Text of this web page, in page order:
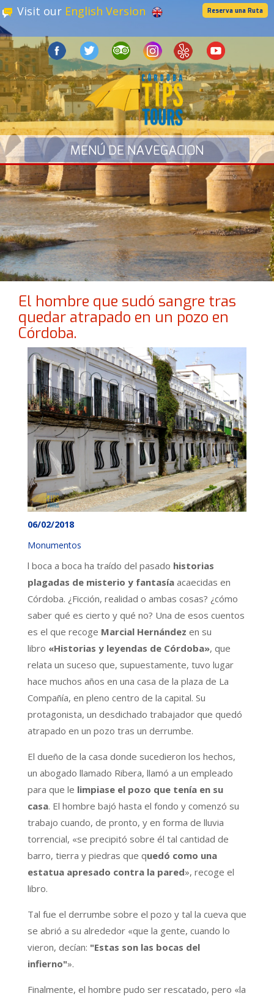
Visit our English Version Reserva una Ruta
El hombre que sudó sangre tras
quedar atrapado en un pozo en
Córdoba.
06/02/2018
Monumentos
l boca a boca ha traído del pasado historias
plagadas de misterio y fantasía acaecidas en
Córdoba. ¿Ficción, realidad o ambas cosas? ¿cómo
saber qué es cierto y qué no? Una de esos cuentos
es el que recoge Marcial Hernández en su
libro «Historias y leyendas de Córdoba», que
relata un suceso que, supuestamente, tuvo lugar
hace muchos años en una casa de la plaza de La
Compañía, en pleno centro de la capital. Su
protagonista, un desdichado trabajador que quedó
atrapado en un pozo tras un derrumbe.
El dueño de la casa donde sucedieron los hechos,
un abogado llamado Ribera, llamó a un empleado
para que le limpiase el pozo que tenía en su
casa. El hombre bajó hasta el fondo y comenzó su
trabajo cuando, de pronto, y en forma de lluvia
torrencial, «se precipitó sobre él tal cantidad de
barro, tierra y piedras que quedó como una
estatua apresado contra la pared», recoge el
libro.
Tal fue el derrumbe sobre el pozo y tal la cueva que
se abrió a su alrededor «que la gente, cuando lo
vieron, decían: "Estas son las bocas del
infierno"».
Finalmente, el hombre pudo ser rescatado, pero «la